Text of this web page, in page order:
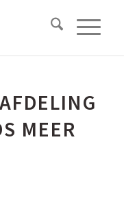
MEER